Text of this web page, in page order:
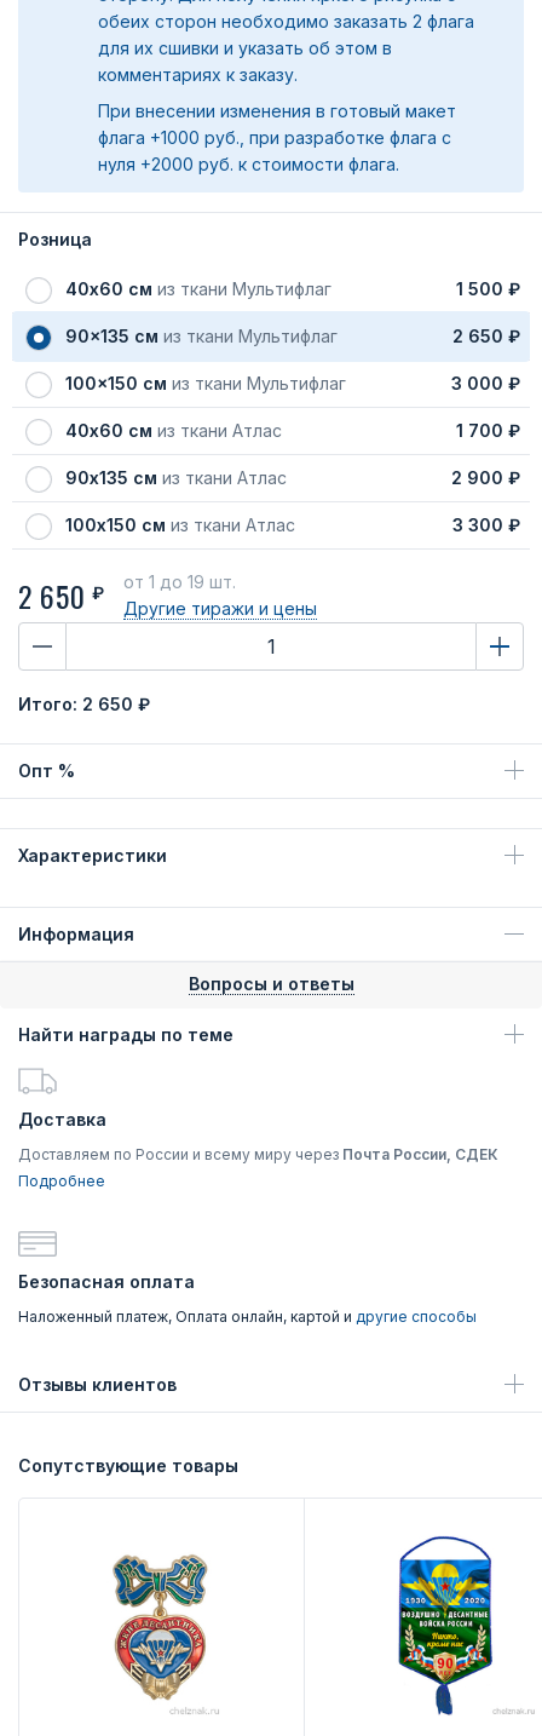
обеих сторон необходимо заказать 2 флага
для их сшивки и указать об этом в
комментариях к заказу.
При внесении изменения в готовый макет
флага +1000 руб., при разработке флага с
нуля +2000 руб. к стоимости флага.
Розница
40х60 см из ткани Мультифлаг 1 500 ₽
90x135 см из ткани Мультифлаг 2 650 ₽
100x150 см из ткани Мультифлаг 3 000 ₽
40х60 см из ткани Атлас 1 700 ₽
90х135 см из ткани Атлас 2 900 ₽
100х150 см из ткани Атлас 3 300 ₽
2 650 ₽
от 1 до 19 шт.
Другие тиражи и цены
Итого: 2 650 ₽
Опт %
Характеристики
Информация
Вопросы и ответы
Найти награды по теме
Доставка
Доставляем по России и всему миру через Почта России, СДЕК
Подробнее
Безопасная оплата
Наложенный платеж, Оплата онлайн, картой и другие способы
Отзывы клиентов
Сопутствующие товары